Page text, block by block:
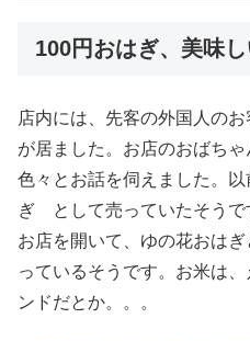
100円おはぎ、美味
店内には、先客の外国人の
が居ました。お店のおばちゃ
色々とお話を伺えました。
ぎ として売っていたそうで
お店を開いて、ゆの花おは
っているそうです。お米は
ンドだとか。。。